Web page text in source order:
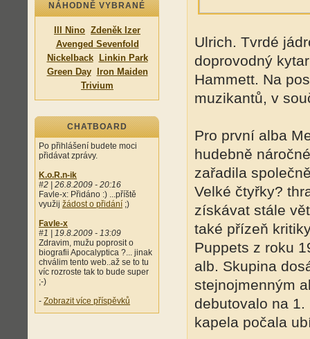
NÁHODNĚ VYBRANÉ
Ill Nino Zdeněk Izer
Avenged Sevenfold
Nickelback
Linkin Park
Green Day
Iron Maiden
Trivium
CHATBOARD
Po přihlášení budete moci
přidávat zprávy.
K.o.R.n-ik
#2 | 26.8.2009 - 20:16
Favle-x: Přidáno :) ...příště
využij žádost o přidání ;)
Favle-x
#1 | 19.8.2009 - 13:09
Zdravim, mužu poprosit o
biografii Apocalyptica ?... jinak
chválim tento web..až se to tu
víc rozroste tak to bude super
;-)
- Zobrazit více příspěvků
Ulrich. Tvrdé
doprovodný
Hammett. Na
muzikantů, v
Pro první alba
hudebně
zařadila
Velké čtyřky?
získávat stále
také přízeň
Puppets z roku
alb. Skupina
stejnojmenným
debutovalo na
kapela počala